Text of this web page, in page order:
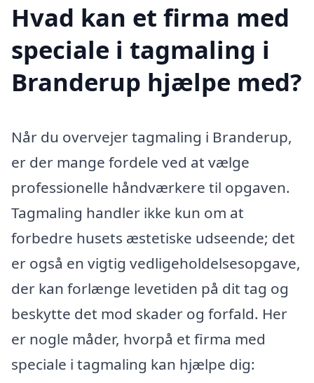
Hvad kan et firma med
speciale i tagmaling i
Branderup hjælpe med?
Når du overvejer tagmaling i Branderup,
er der mange fordele ved at vælge
professionelle håndværkere til opgaven.
Tagmaling handler ikke kun om at
forbedre husets æstetiske udseende; det
er også en vigtig vedligeholdelsesopgave,
der kan forlænge levetiden på dit tag og
beskytte det mod skader og forfald. Her
er nogle måder, hvorpå et firma med
speciale i tagmaling kan hjælpe dig: